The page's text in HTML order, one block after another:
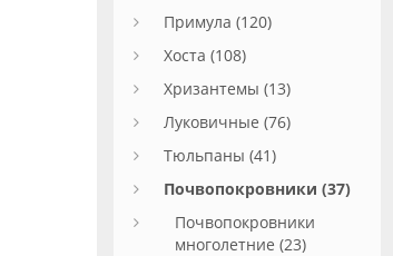
Примула (120)
Хоста (108)
Хризантемы (13)
Луковичные (76)
Тюльпаны (41)
Почвопокровники (37)
Почвопокровники
многолетние (23)